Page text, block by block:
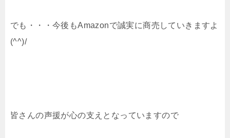
でも・・・今後もAmazonで誠実に商売していきますよ
(^^)/
皆さんの声援が心の支えとなっていますので